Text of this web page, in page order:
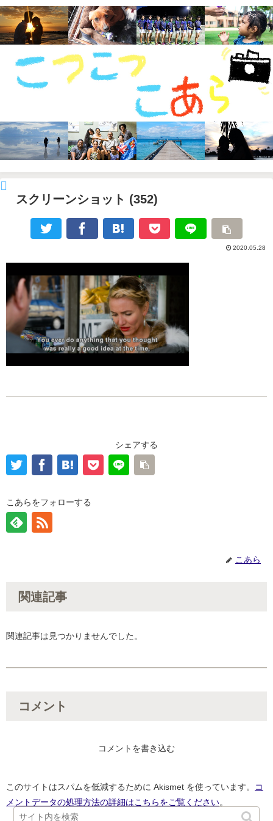
スクリーンショット (352)
2020.05.28
シェアする
こあらをフォローする
こあら
関連記事
関連記事は見つかりませんでした。
コメント
コメントを書き込む
このサイトはスパムを低減するために Akismet を使っています。
コ
メントデータの処理方法の詳細はこちらをご覧ください。